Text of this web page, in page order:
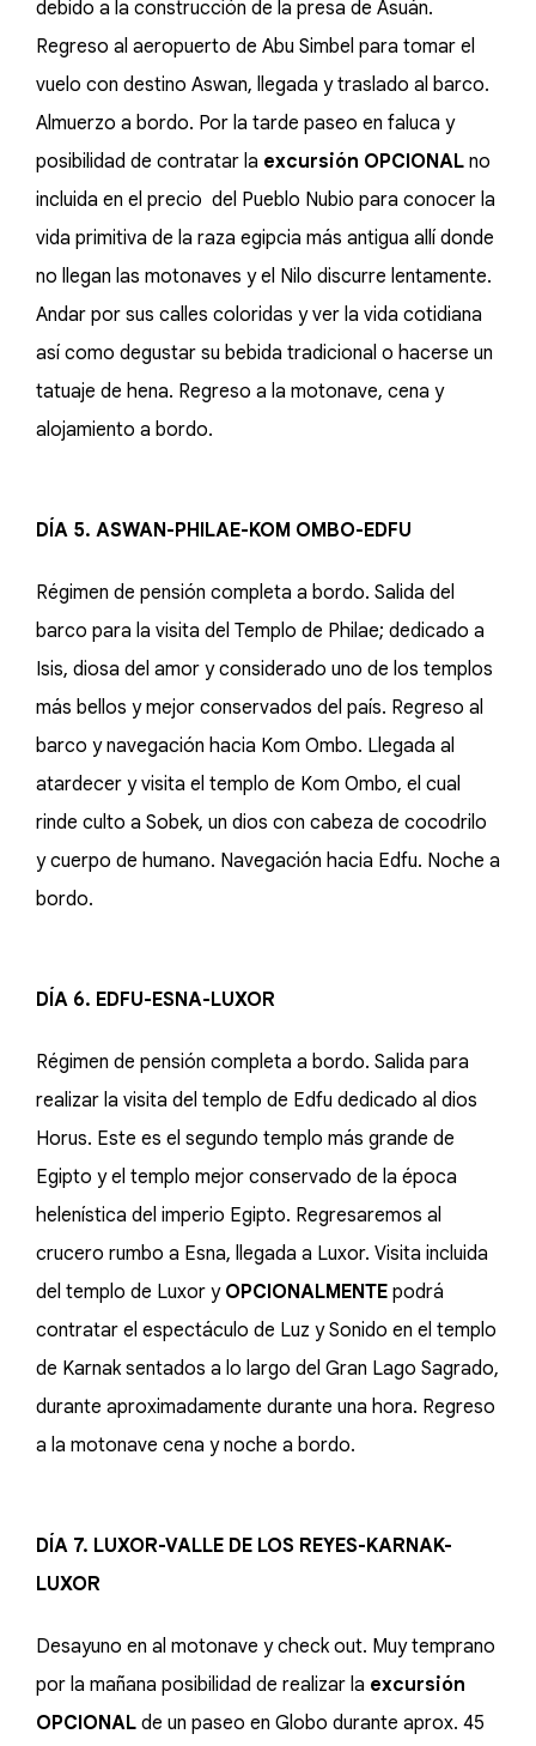
debido a la construcción de la presa de Asuán.
Regreso al aeropuerto de Abu Simbel para tomar el
vuelo con destino Aswan, llegada y traslado al barco.
Almuerzo a bordo. Por la tarde paseo en faluca y
posibilidad de contratar la excursión OPCIONAL no
incluida en el precio del Pueblo Nubio para conocer la
vida primitiva de la raza egipcia más antigua allí donde
no llegan las motonaves y el Nilo discurre lentamente.
Andar por sus calles coloridas y ver la vida cotidiana
así como degustar su bebida tradicional o hacerse un
tatuaje de hena. Regreso a la motonave, cena y
alojamiento a bordo.
DÍA 5. ASWAN-PHILAE-KOM OMBO-EDFU
Régimen de pensión completa a bordo. Salida del
barco para la visita del Templo de Philae; dedicado a
Isis, diosa del amor y considerado uno de los templos
más bellos y mejor conservados del país. Regreso al
barco y navegación hacia Kom Ombo. Llegada al
atardecer y visita el templo de Kom Ombo, el cual
rinde culto a Sobek, un dios con cabeza de cocodrilo
y cuerpo de humano. Navegación hacia Edfu. Noche a
bordo.
DÍA 6. EDFU-ESNA-LUXOR
Régimen de pensión completa a bordo. Salida para
realizar la visita del templo de Edfu dedicado al dios
Horus. Este es el segundo templo más grande de
Egipto y el templo mejor conservado de la época
helenística del imperio Egipto. Regresaremos al
crucero rumbo a Esna, llegada a Luxor. Visita incluida
del templo de Luxor yOPCIONALMENTE podrá
contratar el espectáculo de Luz y Sonido en el templo
de Karnak sentados a lo largo del Gran Lago Sagrado,
durante aproximadamente durante una hora. Regreso
a la motonave cena y noche a bordo.
DÍA 7. LUXOR-VALLE DE LOS REYES-KARNAK-
LUXOR
Desayuno en al motonave y check out. Muy temprano
por la mañana posibilidad de realizar la excursión
OPCIONAL de un paseo en Globo durante aprox. 45